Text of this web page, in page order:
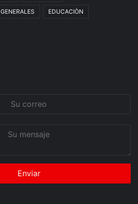
GENERALES EDUCACIÒN